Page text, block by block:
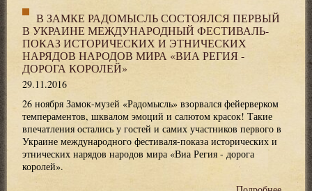
В ЗАМКЕ РАДОМЫСЛЬ СОСТОЯЛСЯ ПЕРВЫЙ
В УКРАИНЕ МЕЖДУНАРОДНЫЙ ФЕСТИВАЛЬ-
ПОКАЗ ИСТОРИЧЕСКИХ И ЭТНИЧЕСКИХ
НАРЯДОВ НАРОДОВ МИРА «ВИА РЕГИЯ -
ДОРОГА КОРОЛЕЙ»
29.11.2016
26 ноября Замок-музей «Радомысль» взорвался фейерверком
темпераментов, шквалом эмоций и салютом красок! Такие
впечатления остались у гостей и самих участников первого в
Украине международного фестиваля-показа исторических и
этнических нарядов народов мира «Виа Регия - дорога
королей».